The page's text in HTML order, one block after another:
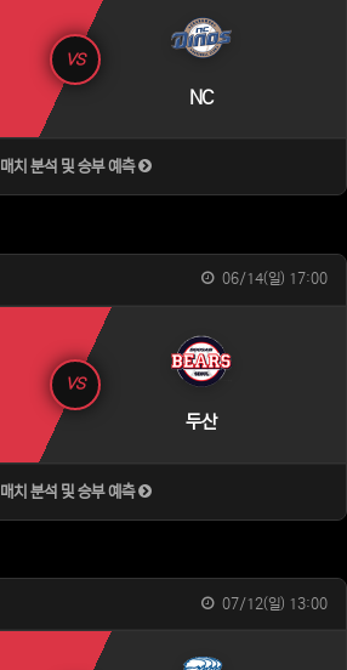
VS
NC
매치 분석 및 승부 예측
06/14(일) 17:00
VS
두산
매치 분석 및 승부 예측
07/12(일) 13:00